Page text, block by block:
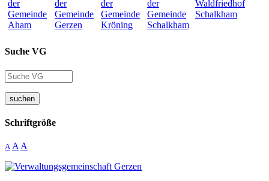
Suche VG
suchen
Schriftgröße
A A A